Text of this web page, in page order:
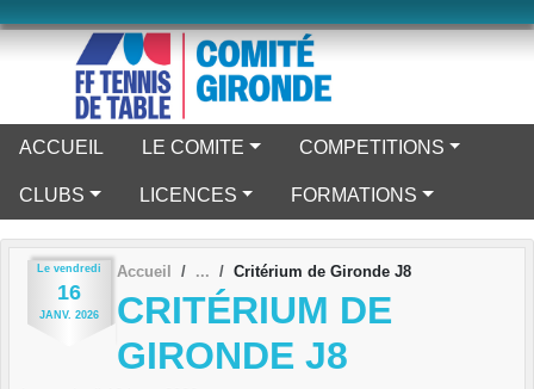
ACCUEIL LE COMITE COMPETITIONS
CLUBS LICENCES FORMATIONS
Le vendredi
16
JANV. 2026
Accueil Critérium de Gironde J8
CRITÉRIUM DE
GIRONDE J8